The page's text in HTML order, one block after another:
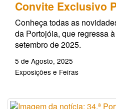
Convite Exclusivo
Conheça todas as
da Portojóia, que regressa
setembro de 2025.
5 de Agosto, 2025
Exposições e Feiras